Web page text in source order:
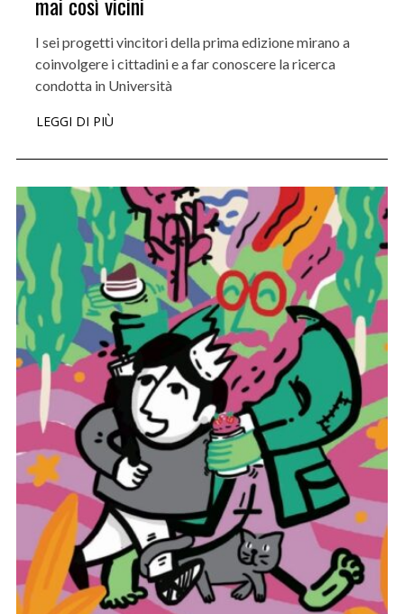
I sei progetti vincitori della prima edizione mirano a
coinvolgere i cittadini e a far conoscere la ricerca
condotta in Università
LEGGI DI PIÙ